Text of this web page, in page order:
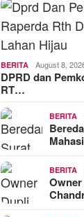
BERITA August 8,
DPRD dan
RT…
BERITA
BERITA